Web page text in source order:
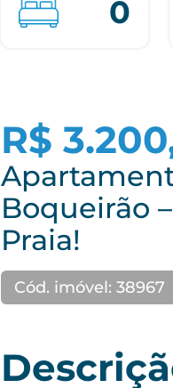
0
R$
Boqueirão
Praia!
Cód. imóvel: 38967